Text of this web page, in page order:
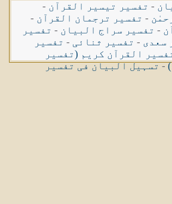
- تفسیر تیسیر القرآن -
- تفسیر ترجمان القرآن -
- تفسیر سراج البیان - تفسیر
سعدی - تفسیر ثنائی - تفسیر
القرآن کریم (تفسیر
-تسہیل البیان فی تفسیر